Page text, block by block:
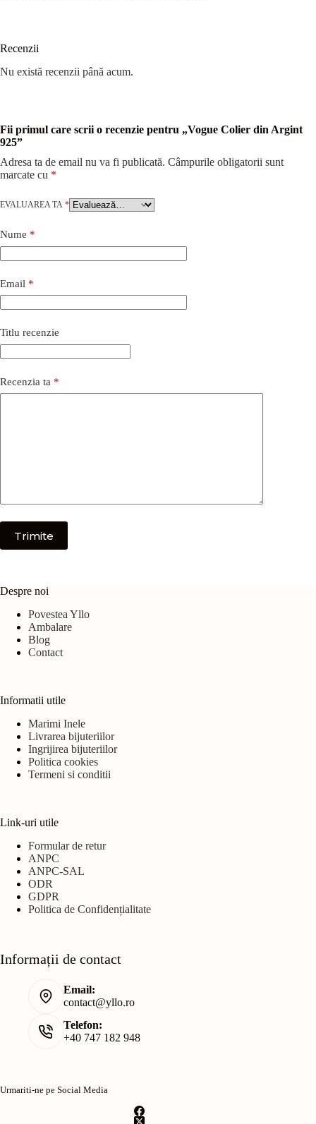
Recenzii
Nu există recenzii până acum.
Fii primul care scrii o recenzie pentru „Vogue Colier din Argint
925”
Adresa ta de email nu va fi publicată. Câmpurile obligatorii sunt
marcate cu *
EVALUAREA TA *
Nume *
Email *
Titlu recenzie
Recenzia ta *
Trimite
Despre noi
Povestea Yllo
Ambalare
Blog
Contact
Informatii utile
Marimi Inele
Livrarea bijuteriilor
Ingrijirea bijuteriilor
Politica cookies
Termeni si conditii
Link-uri utile
Formular de retur
ANPC
ANPC-SAL
ODR
GDPR
Politica de Confidențialitate
Informații de contact
Email:
contact@yllo.ro
Telefon:
+40 747 182 948
Urmariti-ne pe Social Media